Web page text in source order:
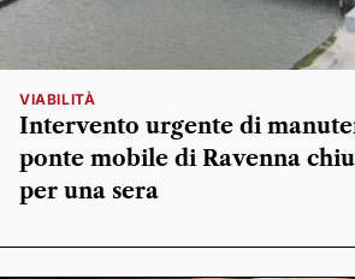
VIABILITÀ
Intervento urgente di
ponte mobile di Ravenna
per una sera